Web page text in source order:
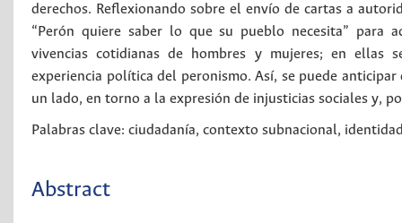
derechos. Reflexionando sobre el envío de cartas a
“Perón quiere saber lo que su pueblo necesita” para
vivencias cotidianas de hombres y mujeres; en ellas
experiencia política del peronismo. Así, se puede
un lado, en torno a la expresión de injusticias sociales y,
Palabras clave: ciudadanía, contexto subnacional,
Abstract